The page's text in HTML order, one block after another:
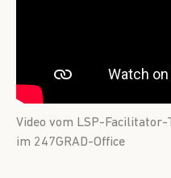
Video vom LSP-
im 247GRAD-Office